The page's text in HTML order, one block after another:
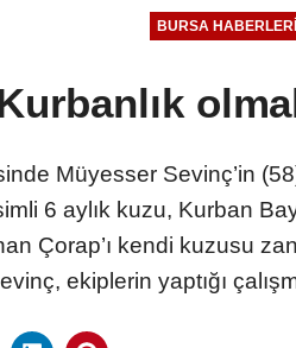
BURSA HABERLERI
Müyesser Sevinç’in
isimli 6 aylık kuzu, Kurban
Çorap’ı kendi kuzusu
ekiplerin yaptığı